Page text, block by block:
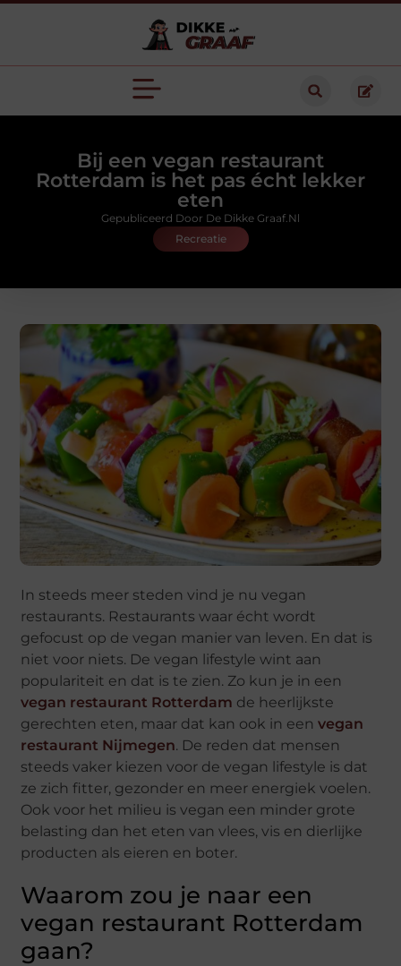
Bij een vegan restaurant
Rotterdam is het pas écht lekker
eten
Recreatie
Gepubliceerd Door De Dikke Graaf.nl
In steeds meer steden vind je nu vegan
restaurants. Restaurants waar écht wordt
gefocust op de vegan manier van leven. En dat is
niet voor niets. De vegan lifestyle wint aan
populariteit en dat is te zien. Zo kun je in een
vegan restaurant Rotterdam de heerlijkste
gerechten eten, maar dat kan ook in eenvegan
restaurant Nijmegen. De reden dat mensen
steeds vaker kiezen voor de vegan lifestyle is dat
ze zich fitter, gezonder en meer energiek voelen.
Ook voor het milieu is vegan een minder grote
belasting dan het eten van vlees, vis en dierlijke
producten als eieren en boter.
Waarom zou je naar een
vegan restaurant Rotterdam
gaan?